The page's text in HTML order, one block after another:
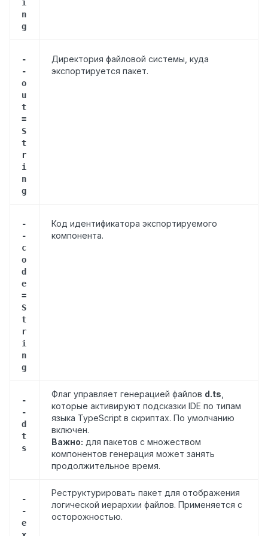
i
n
g
-
-
o
u
t
=
S
t
r
i
n
g
Директория файловой системы, куда
экспортируется пакет.
-
-
c
o
d
e
=
S
t
r
i
n
g
Код идентификатора экспортируемого
компонента.
-
-
d
t
s
Флаг управляет генерацией файлов d.ts
которые активируют подсказки IDE по типам
языка TypeScript в скриптах. По умолчанию
включен.
Важно: для пакетов с множеством
компонентов генерация может занять
продолжительное время.
-
-
e
Реструктурировать пакет для отображения
логической иерархии файлов. Применяется с
осторожностью.